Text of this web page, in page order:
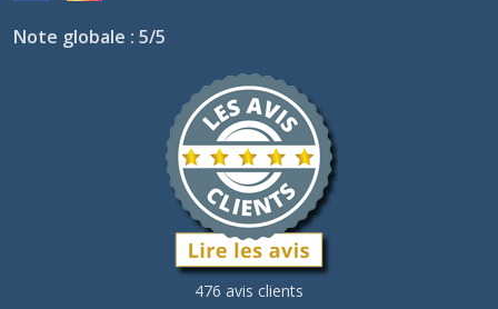
Note globale : 5/5
476 avis clients